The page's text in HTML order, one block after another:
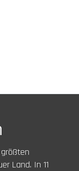
Land. In 11